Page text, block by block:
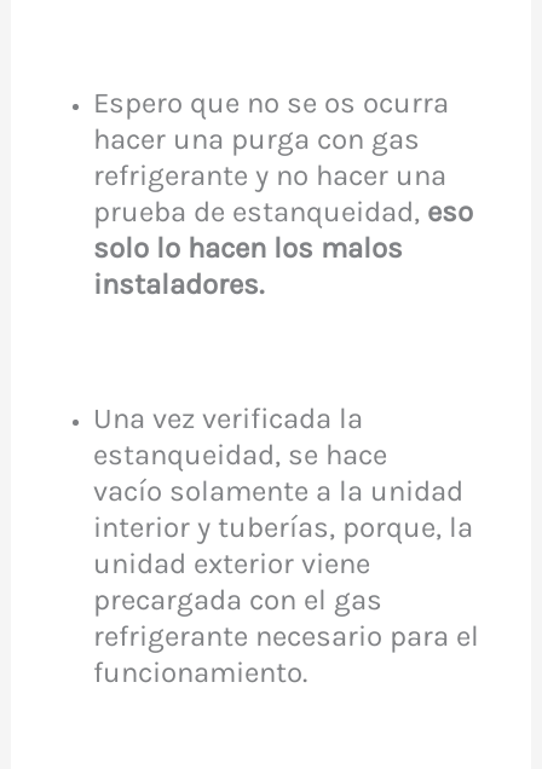
Espero que no se os ocurra
hacer una purga con gas
refrigerante y no hacer una
prueba de estanqueidad, eso
solo lo hacen los malos
instaladores.
Una vez verificada la
estanqueidad, se hace
vacío solamente a la unidad
interior y tuberías, porque, la
unidad exterior viene
precargada con el gas
refrigerante necesario para el
funcionamiento.